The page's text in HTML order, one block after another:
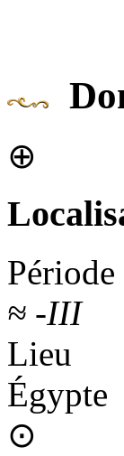
⊕
Période
≈ -III
Lieu
Égypte
⊙